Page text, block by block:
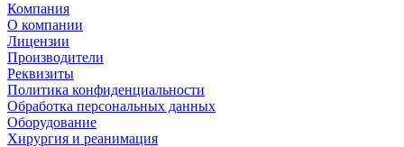
Компания
О компании
Лицензии
Производители
Реквизиты
Политика конфиденциальности
Обработка персональных данных
Оборудование
Хирургия и реанимация